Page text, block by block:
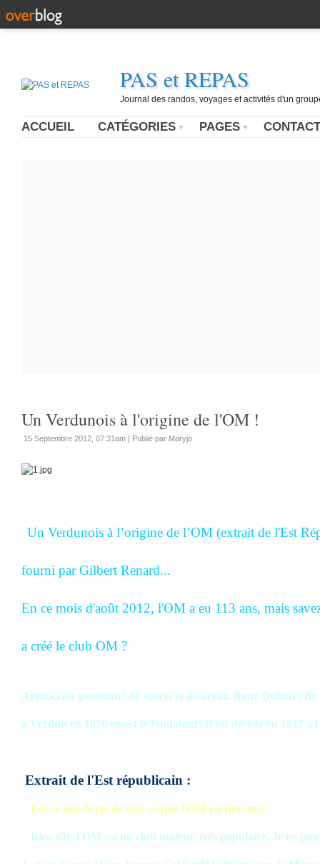
PAS et REPAS
Journal des randos, voyages et activités d'un
ACCUEIL CATÉGORIES PAGES CONTACT
Un Verdunois à l'origine de l'OM !
15 Septembre 2012, 07:31am | Publié par Maryjo
Un Verdunois à l’origine de l’OM (extrait de l'Est
fourni par Gilbert Renard...
En ce mois d'août 2012, l'OM a eu 113 ans, mais
a créé le club OM ?
Aristocrate passionné de sports et assureur, René Dufaure
à Verdun en 1876 en est le fondateur! Il est décédé en 1917 à
Extrait de l'Est républicain :
- Est-ce une fièrté de voir ce que l'OM est devenu?
- Bien sûr, l'OM est un club majeur, très populaire. Je ne